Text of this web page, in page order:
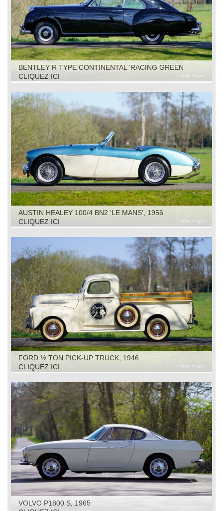
BENTLEY R TYPE CONTINENTAL ‘RACING GREEN
ENGINEERING’, 1953
CLIQUEZ ICI
AUSTIN HEALEY 100/4 BN2 ‘LE MANS’, 1956
CLIQUEZ ICI
FORD ½ TON PICK-UP TRUCK, 1946
CLIQUEZ ICI
VOLVO P1800 S, 1965